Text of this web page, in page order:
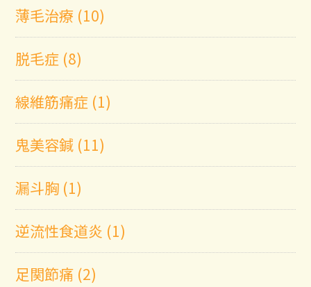
薄毛治療 (10)
脱毛症 (8)
線維筋痛症 (1)
鬼美容鍼 (11)
漏斗胸 (1)
逆流性食道炎 (1)
足関節痛 (2)